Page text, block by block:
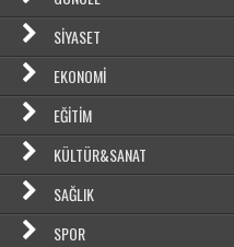
SIYASET
EKONOMI
EĞITIM
KÜLTÜR&SANAT
SAĞLIK
SPOR